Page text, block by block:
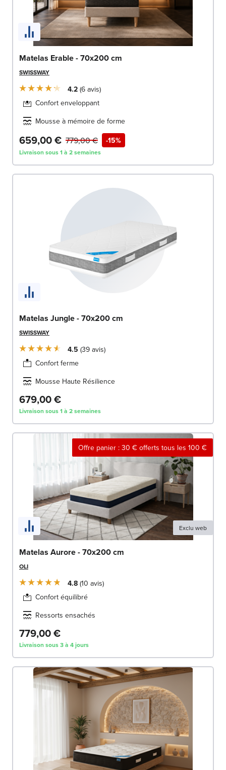
Matelas Erable - 70x200 cm
SWISSWAY
4.2 6 avis
Confort enveloppant
Mousse à mémoire de forme
659,00 € -15%
779,00 €
Livraison sous 1 à 2 semaines
Matelas Jungle - 70x200 cm
SWISSWAY
4.5 39 avis
Confort ferme
Mousse Haute Résilience
679,00 €
Livraison sous 1 à 2 semaines
Offre panier : 30 € offerts tous les 100 €
Exclu web
Matelas Aurore - 70x200 cm
OLI
4.8 10 avis
Confort équilibré
Ressorts ensachés
779,00 €
Livraison sous 3 à 4 jours